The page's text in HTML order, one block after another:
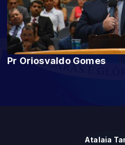
Pr Oriosvaldo Gomes
Atalaia